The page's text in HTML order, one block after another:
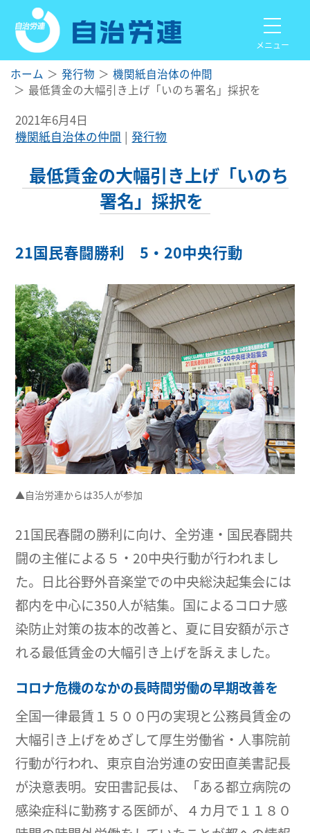
メニュー
ホーム 発行物
機関紙自治体の仲間
最低賃金の大幅引き上げ「いのち署名」採択を
2021年6月4日
機関紙自治体の仲間
発行物
最低賃金の大幅引き上げ「いのち
署名」採択を
21国民春闘勝利 5・20中央行動
▲自治労連からは35人が参加
21国民春闘の勝利に向け、全労連・国民春闘共
闘の主催による５・20中央行動が行われまし
た。日比谷野外音楽堂での中央総決起集会には
都内を中心に350人が結集。国によるコロナ感
染防止対策の抜本的改善と、夏に目安額が示さ
れる最低賃金の大幅引き上げを訴えました。
コロナ危機のなかの長時間労働の早期改善を
全国一律最賃１５００円の実現と公務員賃金の
大幅引き上げをめざして厚生労働省・人事院前
行動が行われ、東京自治労連の安田直美書記長
が決意表明。安田書記長は、「ある都立病院の
感染症科に勤務する医師が、４カ月で１１８０